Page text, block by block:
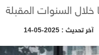
آخر تحديث : 2025-05-14